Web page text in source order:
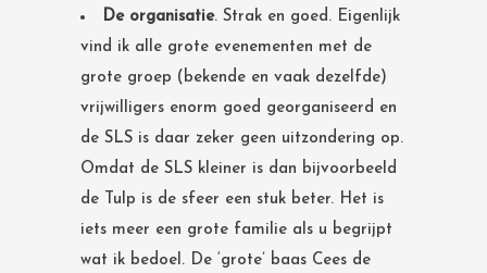
De organisatie. Strak en goed. Eigenlijk
vind ik alle grote evenementen met de
grote groep (bekende en vaak dezelfde)
vrijwilligers enorm goed georganiseerd en
de SLS is daar zeker geen uitzondering op.
Omdat de SLS kleiner is dan bijvoorbeeld
de Tulp is de sfeer een stuk beter. Het is
iets meer een grote familie als u begrijpt
wat ik bedoel. De ‘grote’ baas Cees de